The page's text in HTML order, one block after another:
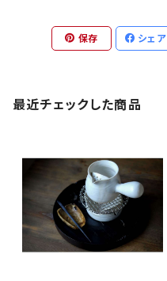
保存 シェア
最近チェックした商品